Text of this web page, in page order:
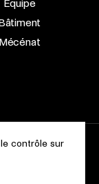
Équipe
Mécénat
et d’art |
contrôle sur